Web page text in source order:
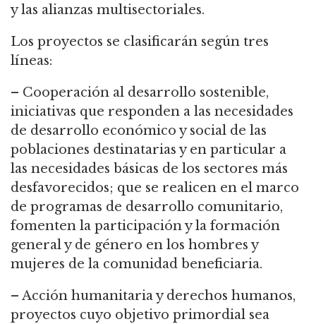
y las alianzas multisectoriales.
Los proyectos se clasificarán según tres
líneas:
– Cooperación al desarrollo sostenible,
iniciativas que responden a las necesidades
de desarrollo económico y social de las
poblaciones destinatarias y en particular a
las necesidades básicas de los sectores más
desfavorecidos; que se realicen en el marco
de programas de desarrollo comunitario,
fomenten la participación y la formación
general y de género en los hombres y
mujeres de la comunidad beneficiaria.
– Acción humanitaria y derechos humanos,
proyectos cuyo objetivo primordial sea